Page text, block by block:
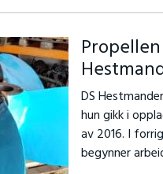
DS
hun gikk i
av 2016. I
begynner